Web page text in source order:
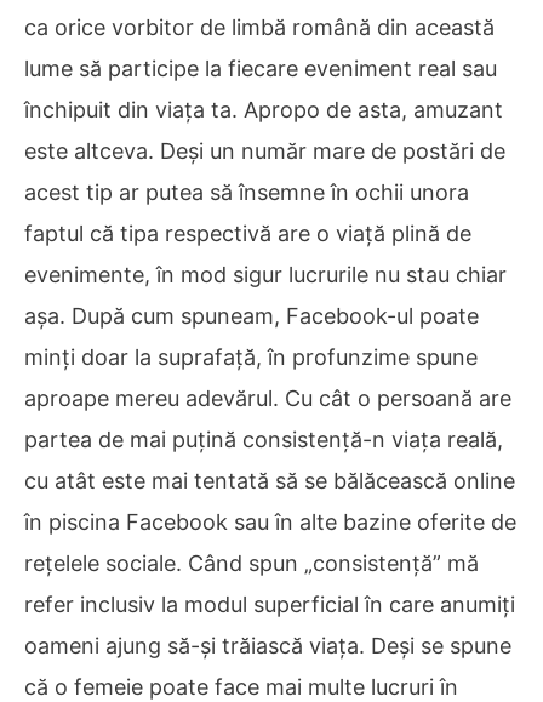
ca orice vorbitor de limbă română din această
lume să participe la fiecare eveniment real sau
închipuit din viața ta. Apropo de asta, amuzant
este altceva. Deși un număr mare de postări de
acest tip ar putea să însemne în ochii unora
faptul că tipa respectivă are o viață plină de
evenimente, în mod sigur lucrurile nu stau chiar
așa. După cum spuneam, Facebook-ul poate
minți doar la suprafață, în profunzime spune
aproape mereu adevărul. Cu cât o persoană are
partea de mai puțină consistență-n viața reală,
cu atât este mai tentată să se bălăcească online
în piscina Facebook sau în alte bazine oferite de
rețelele sociale. Când spun „consistență” mă
refer inclusiv la modul superficial în care anumiți
oameni ajung să-și trăiască viața. Deși se spune
că o femeie poate face mai multe lucruri în